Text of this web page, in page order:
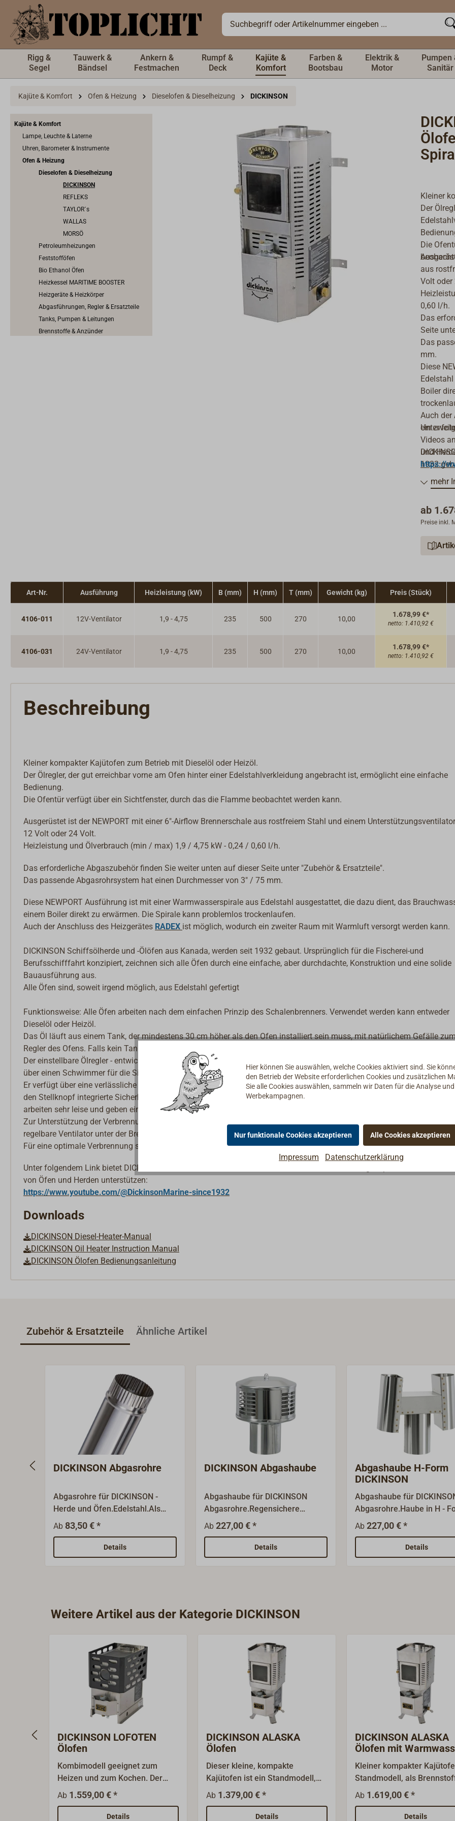
springen
Rigg &
Segel
Tauwerk &
Bändsel
Ankern &
Festmachen
Rumpf &
Deck
Kajüte &
Komfort
Farben &
Bootsbau
Elektrik &
Motor
Pumpen
Sanitär
Kajüte & Komfort Ofen & Heizung Dieselofen & Dieselheizung DICKINSON
Kajüte & Komfort
Lampe, Leuchte & Laterne
Uhren, Barometer & Instrumente
Ofen & Heizung
Dieselofen & Dieselheizung
DICKINSON
REFLEKS
TAYLOR´s
WALLAS
MORSÖ
Petroleumheizungen
Feststofföfen
Bio Ethanol Öfen
Heizkessel MARITIME BOOSTER
Heizgeräte & Heizkörper
Abgasführungen, Regler & Ersatzteile
Tanks, Pumpen & Leitungen
Brennstoffe & Anzünder
Kleiner
Der
Die
aus
Volt oder
0,60 l/h.
Das
Seite
Das
mm.
Diese
Boiler
Auch der
ein
1932
Heizöl.
Der
regelt die
Er
den
bei
Zur
des
Für
Unter
Videos
und
https://
mehr
ab
Preise inkl.
Art-Nr. Ausführung Heizleistung (kW) B (mm) H (mm) T (mm) Gewicht (kg) Preis (Stück)
4106-011 12V-Ventilator 1,9 - 4,75 235 500 270 10,00
1.678,99 €*
netto: 1.410,92 €
4106-031 24V-Ventilator 1,9 - 4,75 235 500 270 10,00
1.678,99 €*
netto: 1.410,92 €
Beschreibung
Kleiner kompakter Kajütofen zum Betrieb mit Dieselöl oder Heizöl.
Der Ölregler, der gut erreichbar vorne am Ofen hinter einer Edelstahlverkleidung angebracht ist, ermöglicht eine einfache
Bedienung.
Die Ofentür verfügt über ein Sichtfenster, durch das die Flamme beobachtet werden kann.
Ausgerüstet ist der NEWPORT mit einer 6"-Airflow Brennerschale aus rostfreiem Stahl und einem
12 Volt oder 24 Volt.
Heizleistung und Ölverbrauch (min / max) 1,9 / 4,75 kW - 0,24 / 0,60 l/h.
Das erforderliche Abgaszubehör finden Sie weiter unten auf dieser Seite unter "Zubehör & Ersatzteile".
Das passende Abgasrohrsystem hat einen Durchmesser von 3" / 75 mm.
Diese NEWPORT Ausführung ist mit einer Warmwasserspirale aus Edelstahl ausgestattet, die dazu dient, das
einem Boiler direkt zu erwärmen. Die Spirale kann problemlos trockenlaufen.
Auch der Anschluss des Heizgerätes RADEX ist möglich, wodurch ein zweiter Raum mit Warmluft versorgt werden kann.
DICKINSON Schiffsölherde und -Ölöfen aus Kanada, werden seit 1932 gebaut. Ursprünglich für die Fischerei-und
Berufsschifffahrt konzipiert, zeichnen sich alle Öfen durch eine einfache, aber durchdachte, Konstruktion und eine solide
Bauausführung aus.
Alle Öfen sind, soweit irgend möglich, aus Edelstahl gefertigt
Funktionsweise: Alle Öfen arbeiten nach dem einfachen Prinzip des Schalenbrenners. Verwendet werden kann entweder
Dieselöl oder Heizöl.
Das Öl läuft aus einem Tank, der mindestens 30 cm höher als den Ofen installiert sein muss, mit natürlichem Gefälle
Regler des Ofens. Falls kein Tank installiert werden kann, ist auch die Verwendung einer
Der einstellbare Ölregler - entwickelt und gefertigt von DICKINSON - regelt die richtige Ölzufuhr zur Brennerschale und sorgt
über einen Schwimmer für die Sicherheitsabschaltung, falls die Flamme unbeabsichtigt verlöschen sollte.
Er verfügt über eine verlässliche Funktionsweise, da er ohne störanfällige Elektrik oder Elektronik arbeitet. Der Regler hat
den Stellknopf integrierte Sicherheitsabschaltung, die die Ölzufuhr bei Temperaturen über 75°C dauerhaft unterbricht. Die
arbeiten sehr leise und geben eine angenehme, trockene Wärme ab!
Zur Unterstützung der Verbrennung - insbesondere beim Anzünden des Ofens oder bei schwierigen Zugverhältnissen -
regelbare Ventilator unter der Brennerschale zugeschaltet werden.
Für eine optimale Verbrennung sind alle Öfen mit einem herausnehmbaren Flammkatalysator ("Superheater")
Unter folgendem Link bietet DICKINSON verschiedene interessante Videos an, die bei der Wartung, Reparatur und dem
von Öfen und Herden unterstützen:
https://www.youtube.com/@DickinsonMarine-since1932
Downloads
DICKINSON Diesel-Heater-Manual
DICKINSON Oil Heater Instruction Manual
DICKINSON Ölofen Bedienungsanleitung
Zubehör & Ersatzteile Ähnliche Artikel
DICKINSON Abgasrohre
Abgasrohre für DICKINSON -
Herde und Öfen.Edelstahl.Als
Dickinson-Generalimporteur und
Fachgroßhändler führen wir fast
alle Original Ersatz- und
Zubehörteile lagermäßig.
Ab 83,50 € *
Details
DICKINSON Abgashaube
Abgashaube für DICKINSON
Abgasrohre.Regensichere
Standard - Haube aus
Edelstahl.Als Dickinson-
Generalimporteur und
Fachgroßhändler führen wir fast
Ab 227,00 € *
Details
Abgashaube H-Form
DICKINSON
Abgashaube für
Abgasrohre.Haube in H -
für schwierige
Entlüftungssituationen.Aus
Edelstahl.Als Dickinson-
Generalimporteur und
Ab 227,00 € *
Details
Weitere Artikel aus der Kategorie DICKINSON
DICKINSON LOFOTEN
Ölofen
Kombimodell geeignet zum
Heizen und zum Kochen. Der
rechteckige Kajütofen hat eine
Höhe von nur 455 mm und findet
mit seinen kompakten
Ab 1.559,00 € *
Details
DICKINSON ALASKA
Ölofen
Dieser kleine, kompakte
Kajütofen ist ein Standmodell,
für das Dieselöl oder Heizöl als
Brennstoff verwendet wird. Der
vorne am Ofen montierte, gut
Ab 1.379,00 € *
Details
DICKINSON ALASKA
Ölofen mit
Spirale
Kleiner kompakter
Standmodell, als
Dieselöl oder Heizöl
Der Ölregler ist gut
Ab 1.619,00 € *
Details
Hier können Sie auswählen, welche Cookies aktiviert sind. Sie
den Betrieb der Website erforderlichen Cookies und zusätzlichen
Sie alle Cookies auswählen, sammeln wir Daten für die Analyse
Werbekampagnen.
Nur funktionale Cookies akzeptieren Alle Cookies akzeptieren
Impressum Datenschutzerklärung